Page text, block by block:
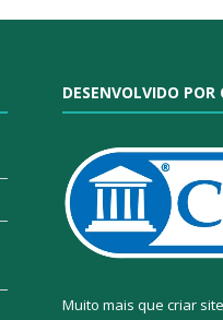
DESENVOLVIDO POR
Muito mais que criar site